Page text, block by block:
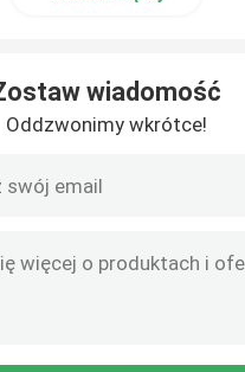
maszyna z otwartym
wiadomość
Oddzwonimy wkrótce!